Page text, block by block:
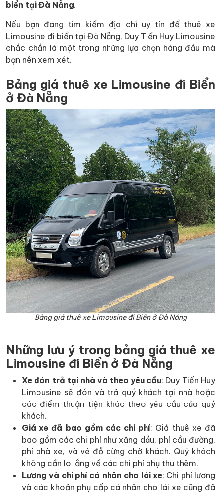
biển tại Đà Nẵng.
Nếu bạn đang tìm kiếm địa chỉ uy tín để thuê xe
Limousine đi biển tại Đà Nẵng, Duy Tiến Huy Limousine
chắc chắn là một trong những lựa chọn hàng đầu mà
bạn nên xem xét.
Bảng giá thuê xe Limousine đi Biển
ở Đà Nẵng
Bảng giá thuê xe Limousine đi Biển ở Đà Nẵng
Những lưu ý trong bảng giá thuê xe
Limousine đi Biển ở Đà Nẵng
Xe đón trả tại nhà và theo yêu cầu: Duy Tiến Huy
Limousine sẽ đón và trả quý khách tại nhà hoặc
các điểm thuận tiện khác theo yêu cầu của quý
khách.
Giá xe đã bao gồm các chi phí: Giá thuê xe đã
bao gồm các chi phí như xăng dầu, phí cầu đường,
phí phà xe, và vé đỗ dừng chờ khách. Quý khách
không cần lo lắng về các chi phí phụ thu thêm.
Lương và chi phí cá nhân cho lái xe: Chi phí lương
và các khoản phụ cấp cá nhân cho lái xe cũng đã